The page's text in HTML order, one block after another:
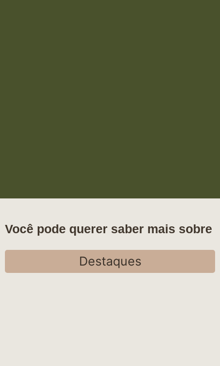
Você pode querer saber mais sobre
Destaques